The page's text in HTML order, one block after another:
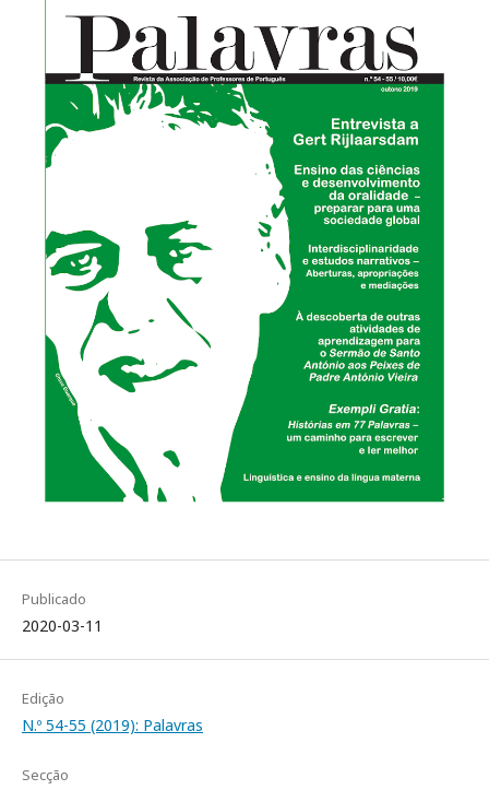
Publicado
2020-03-11
Edição
N.º 54-55 (2019): Palavras
Secção